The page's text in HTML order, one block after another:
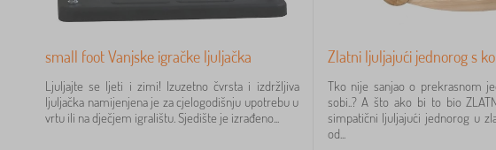
small foot Vanjske igračke ljuljačka
Ljuljajte se ljeti i zimi! Izuzetno čvrsta i izdržljiva
ljuljačka namijenjena je za cjelogodišnju upotrebu u
vrtu ili na dječjem igralištu. Sjedište je izrađeno...
Zlatni ljuljajući jednorog s
Tko nije sanjao o prekrasnom
sobi..? A što ako bi to bio
simpatični ljuljajući jednorog u
od...